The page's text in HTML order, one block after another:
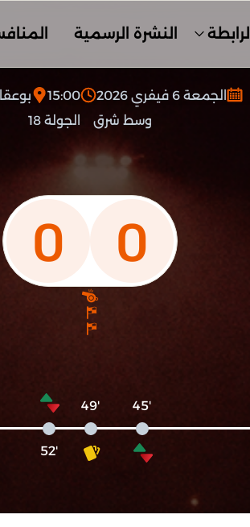
الرابطة النشرة الرسمية
الجمعة 6 فيفري 2026 15:00
وسط شرق
الجولة 18
0
0
'45
'49
'52